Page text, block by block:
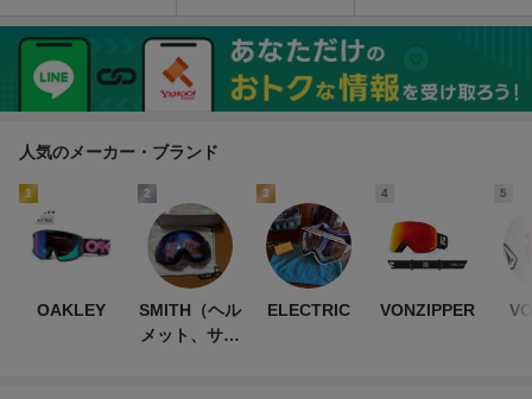
泳
ケース・箱付 H2-30
防止 お手入れ簡単 クリー
ナー メンテナンス用品 ア
イアン 49
人気のメーカー・ブランド
1
OAKLEY
2
SMITH（ヘル
メット、サン
3
ELECTRIC
4
VONZIPPER
5